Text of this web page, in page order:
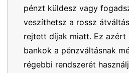
pénzt küldesz vagy
veszíthetsz a rossz
rejtett díjak miatt. Ez azért
bankok a pénzváltásnak
régebbi rendszerét